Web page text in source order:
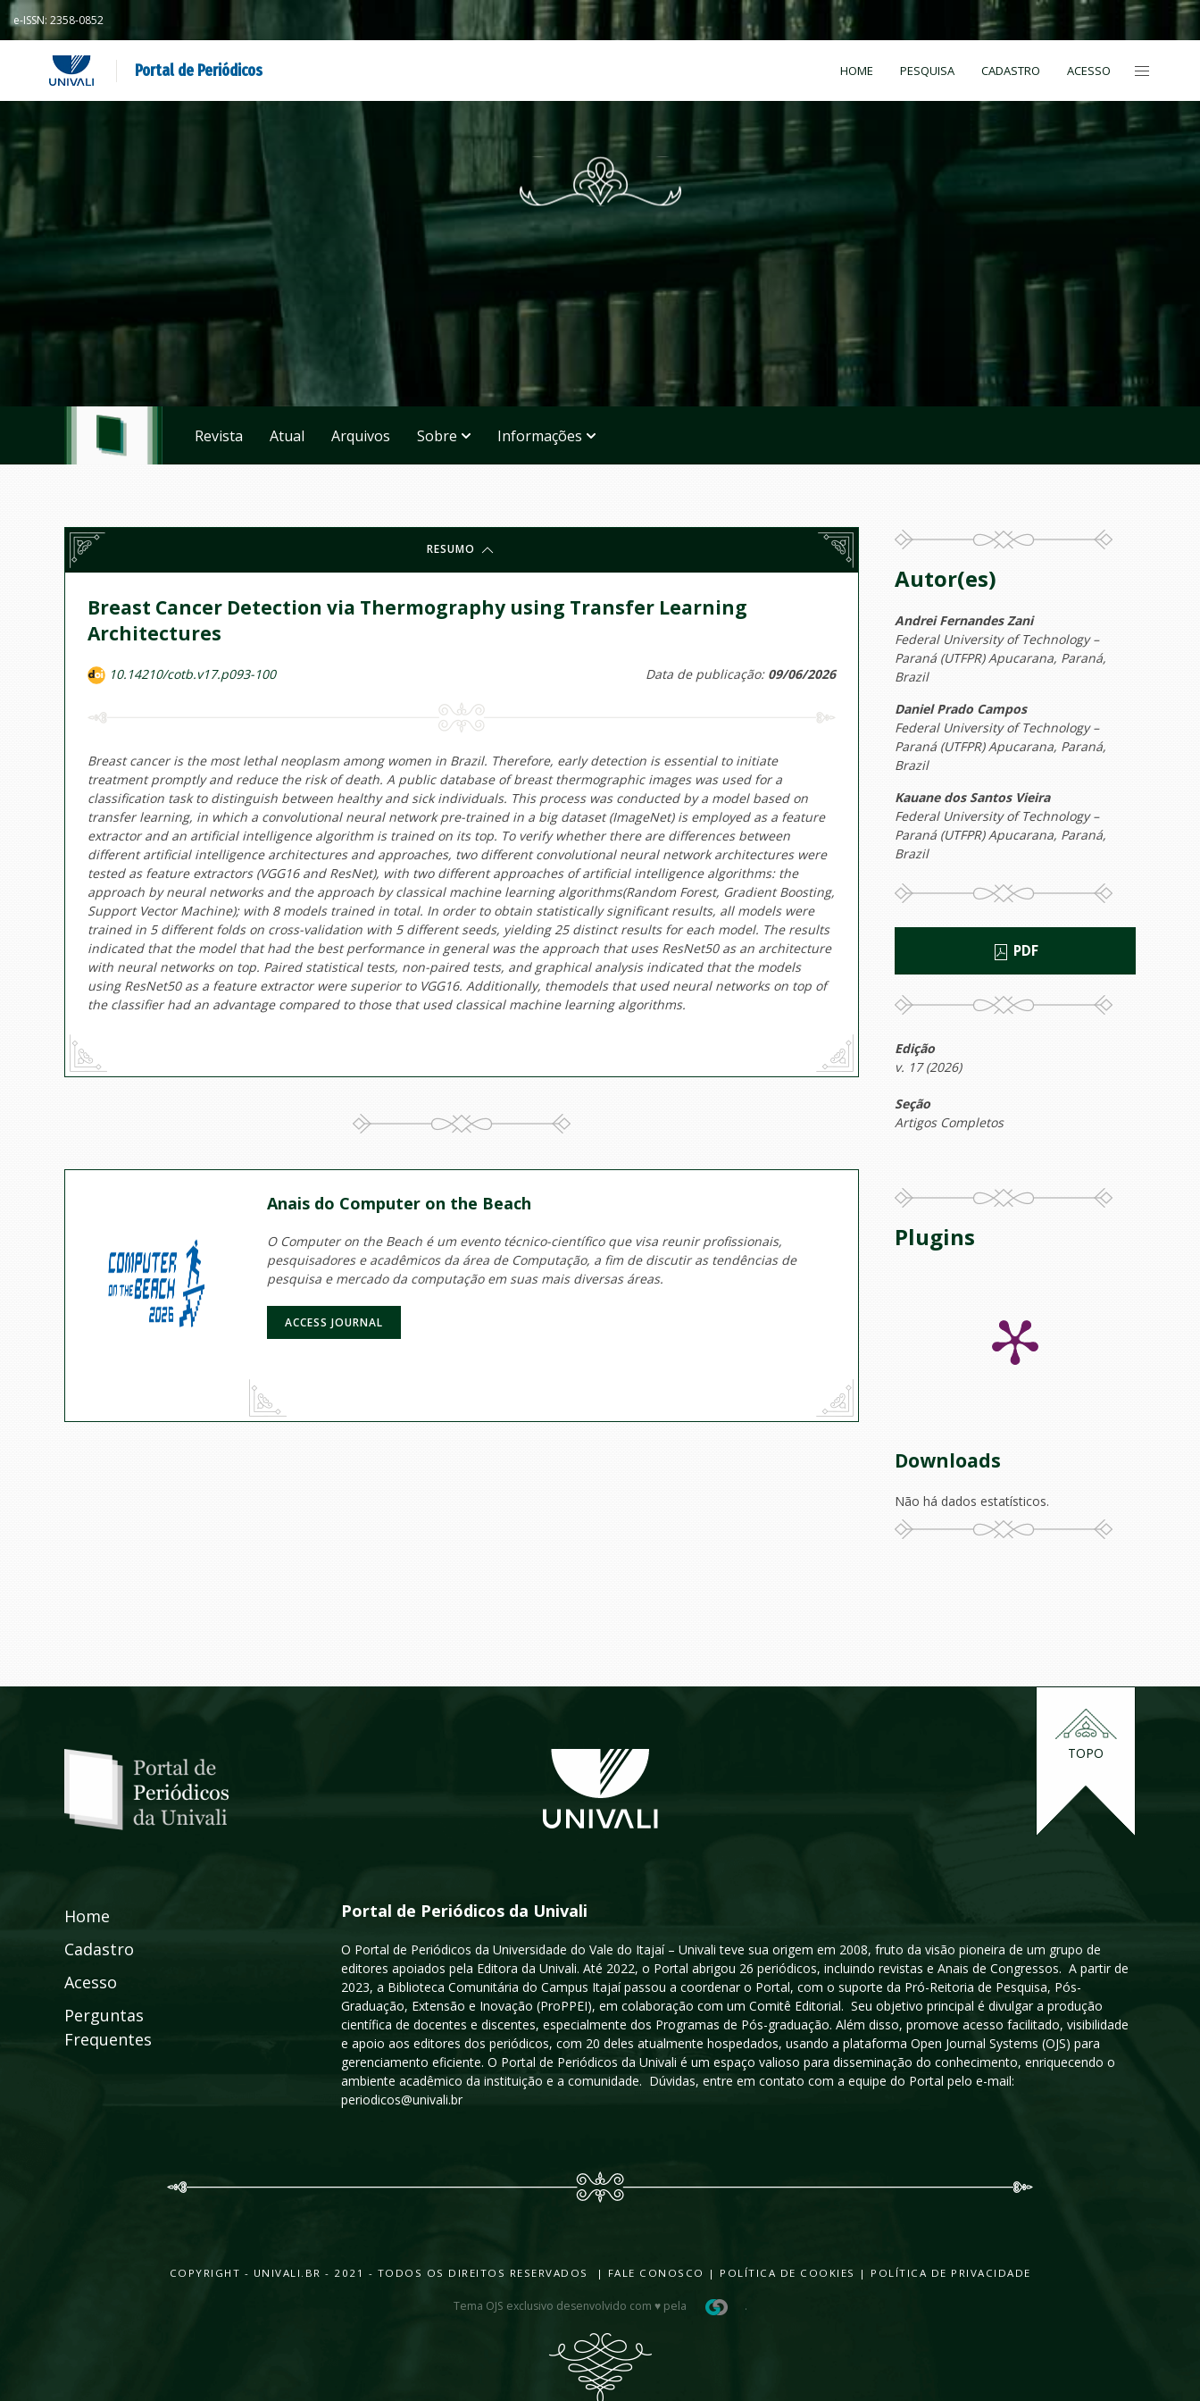
e-ISSN: 2358-0852
Portal de Periódicos HOME PESQUISA CADASTRO ACESSO
Revista Atual Arquivos Sobre Informações
RESUMO
Breast Cancer Detection via Thermography using Transfer Learning
Architectures
10.14210/cotb.v17.p093-100 Data de publicação: 09/06/2026
Breast cancer is the most lethal neoplasm among women in Brazil. Therefore, early detection is essential to initiate
treatment promptly and reduce the risk of death. A public database of breast thermographic images was used for a
classification task to distinguish between healthy and sick individuals. This process was conducted by a model based on
transfer learning, in which a convolutional neural network pre-trained in a big dataset (ImageNet) is employed as a feature
extractor and an artificial intelligence algorithm is trained on its top. To verify whether there are differences between
different artificial intelligence architectures and approaches, two different convolutional neural network architectures were
tested as feature extractors (VGG16 and ResNet), with two different approaches of artificial intelligence algorithms: the
approach by neural networks and the approach by classical machine learning algorithms(Random Forest, Gradient Boosting,
Support Vector Machine); with 8 models trained in total. In order to obtain statistically significant results, all models were
trained in 5 different folds on cross-validation with 5 different seeds, yielding 25 distinct results for each model. The results
indicated that the model that had the best performance in general was the approach that uses ResNet50 as an architecture
with neural networks on top. Paired statistical tests, non-paired tests, and graphical analysis indicated that the models
using ResNet50 as a feature extractor were superior to VGG16. Additionally, themodels that used neural networks on top of
the classifier had an advantage compared to those that used classical machine learning algorithms.
Anais do Computer on the Beach
O Computer on the Beach é um evento técnico-científico que visa reunir profissionais,
pesquisadores e acadêmicos da área de Computação, a fim de discutir as tendências de
pesquisa e mercado da computação em suas mais diversas áreas.
ACCESS JOURNAL
Autor(es)
Andrei Fernandes Zani
Federal University of Technology –
Paraná (UTFPR) Apucarana, Paraná,
Brazil
Daniel Prado Campos
Federal University of Technology –
Paraná (UTFPR) Apucarana, Paraná,
Brazil
Kauane dos Santos Vieira
Federal University of Technology –
Paraná (UTFPR) Apucarana, Paraná,
Brazil
PDF
Edição
v. 17 (2026)
Seção
Artigos Completos
Plugins
Downloads
Não há dados estatísticos.
TOPO
Home
Cadastro
Acesso
Perguntas
Frequentes
Portal de Periódicos da Univali
O Portal de Periódicos da Universidade do Vale do Itajaí – Univali teve sua origem em 2008, fruto da visão pioneira de um grupo de
editores apoiados pela Editora da Univali. Até 2022, o Portal abrigou 26 periódicos, incluindo revistas e Anais de Congressos. A partir de
2023, a Biblioteca Comunitária do Campus Itajaí passou a coordenar o Portal, com o suporte da Pró-Reitoria de Pesquisa, Pós-
Graduação, Extensão e Inovação (ProPPEI), em colaboração com um Comitê Editorial. Seu objetivo principal é divulgar a produção
científica de docentes e discentes, especialmente dos Programas de Pós-graduação. Além disso, promove acesso facilitado, visibilidade
e apoio aos editores dos periódicos, com 20 deles atualmente hospedados, usando a plataforma Open Journal Systems (OJS) para
gerenciamento eficiente. O Portal de Periódicos da Univali é um espaço valioso para disseminação do conhecimento, enriquecendo o
ambiente acadêmico da instituição e a comunidade. Dúvidas, entre em contato com a equipe do Portal pelo e-mail:
periodicos@univali.br
COPYRIGHT - UNIVALI.BR - 2021 - TODOS OS DIREITOS RESERVADOS | FALE CONOSCO | POLÍTICA DE COOKIES | POLÍTICA DE PRIVACIDADE
Tema OJS exclusivo desenvolvido com ♥ pela .